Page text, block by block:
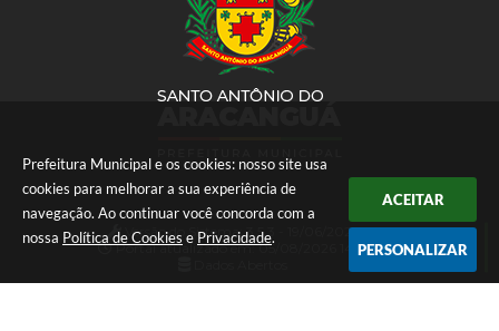
Prefeitura Municipal e os cookies: nosso site usa
cookies para melhorar a sua experiência de
navegação. Ao continuar você concorda com a
nossa Política de Cookies e Privacidade.
ACEITAR
PERSONALIZAR
Versão do Sistema: 3.5.3 - 19/06/2026
Portal atualizado em:05/08/2026 14:17